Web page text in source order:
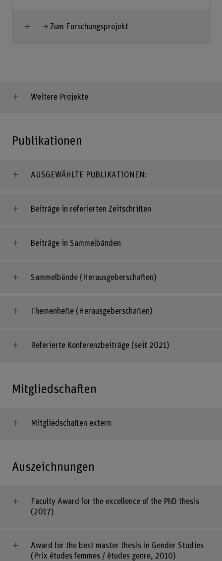
Mehr anzeigen
Zum Forschungsprojekt
Weitere Projekte
Publikationen
AUSGEWÄHLTE PUBLIKATIONEN:
Beiträge in referierten Zeitschriften
Beiträge in Sammelbänden
Sammelbände (Herausgeberschaften)
Themenhefte (Herausgeberschaften)
Referierte Konferenzbeiträge (seit 2021)
Mitgliedschaften
Mitgliedschaften extern
Auszeichnungen
Faculty Award for the excellence of the PhD thesis
(2017)
Award for the best master thesis in Gender Studies
(Prix études femmes / études genre, 2010)